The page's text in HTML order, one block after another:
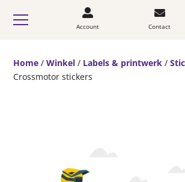
Account Contact
Home /Winkel / Labels & printwerk /
Crossmotor stickers